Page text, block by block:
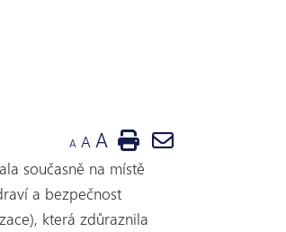
A A A
současně na místě
a bezpečnost
která zdůraznila